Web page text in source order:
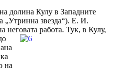
долина Кулу в Западните
„Утринна звезда“). Е. И.
неговата работа. Тук, в Кулу,
на